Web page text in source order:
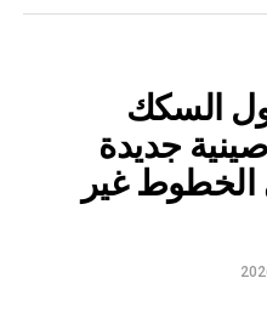
السكك
جديدة
الخطوط غير